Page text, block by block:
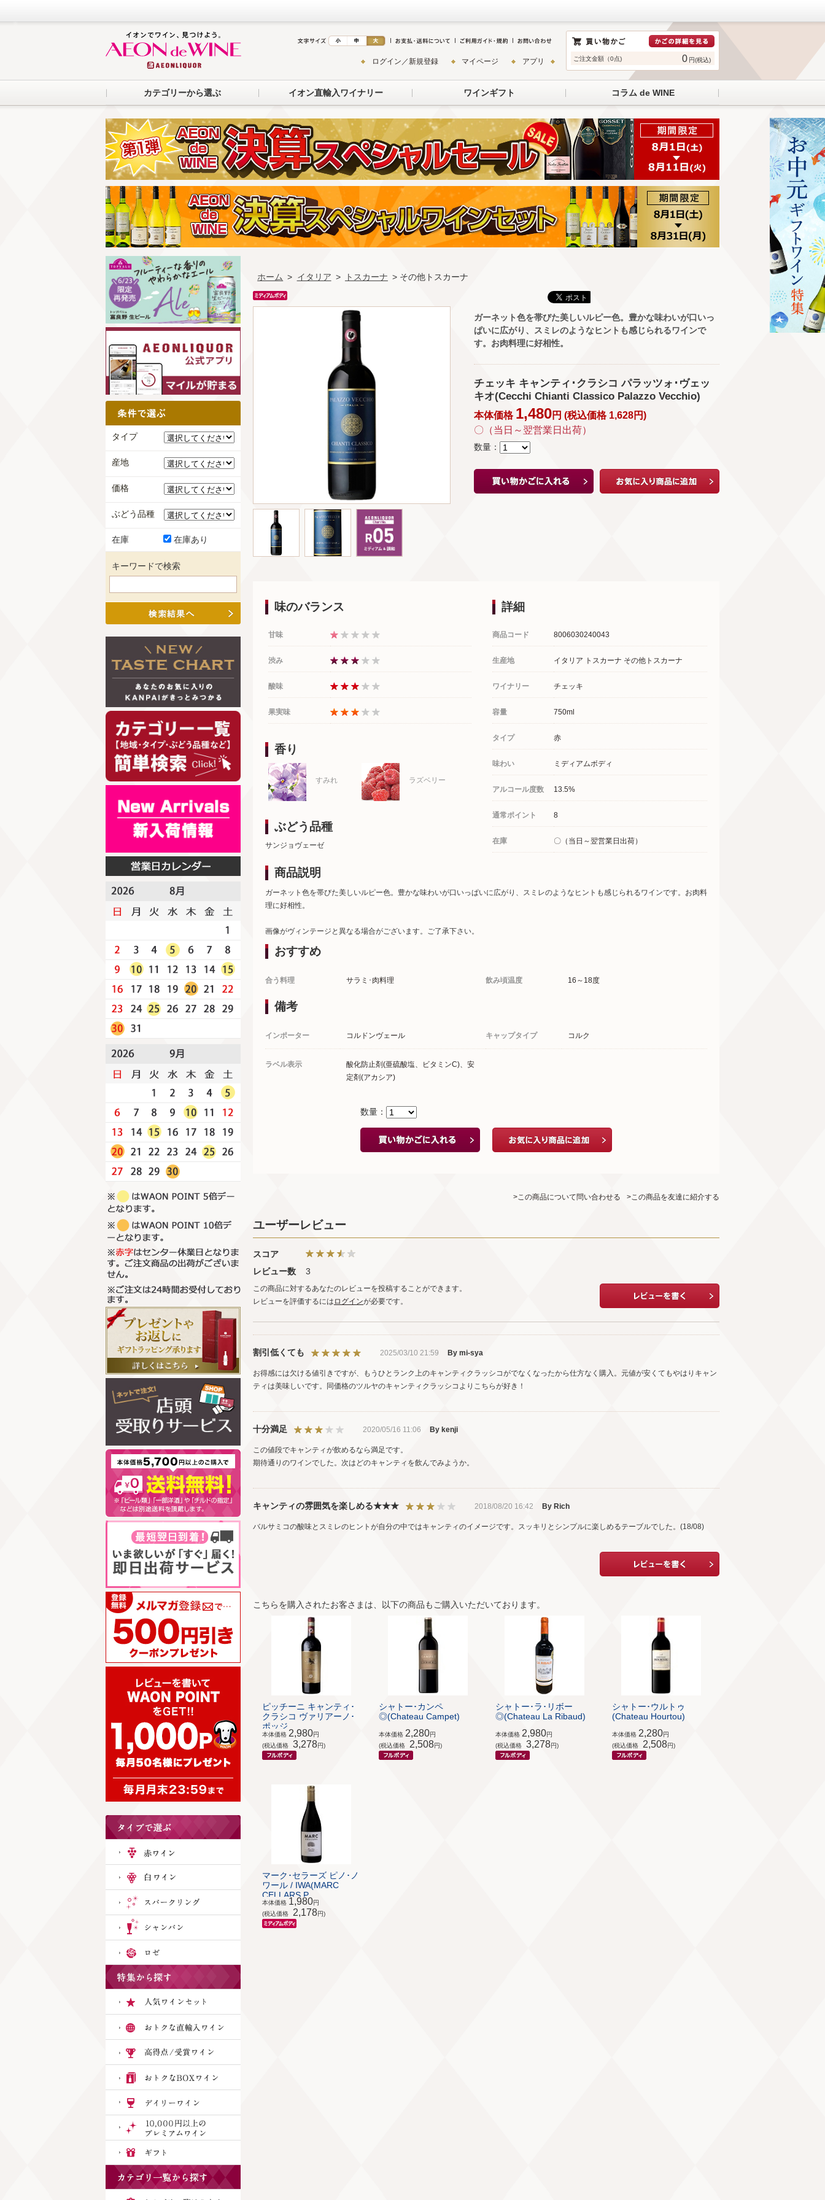
ご注文金額（0点) 0 円(税込)
ログイン／新規登録 マイページ アプリ
カテゴリーから選ぶ イオン直輸入ワイナリー ワインギフト コラム de WINE
ホーム > イタリア > トスカーナ > その他トスカーナ
ガーネット色を帯びた美しいルピー色。豊かな味わいが口いっ
ぱいに広がり、スミレのようなヒントも感じられるワインで
す。お肉料理に好相性。
チェッキ キャンティ･クラシコ パラッツォ･ヴェッ
キオ(Cecchi Chianti Classico Palazzo Vecchio)
本体価格 1,480円 (税込価格 1,628円)
〇（当日～翌営業日出荷）
数量：
詳細
商品コード 8006030240043
生産地 イタリア トスカーナ その他トスカーナ
ワイナリー チェッキ
容量 750ml
タイプ 赤
味わい ミディアムボディ
アルコール度数 13.5%
通常ポイント 8
在庫 〇（当日～翌営業日出荷）
味のバランス
甘味
渋み
酸味
果実味
香り
すみれ ラズベリー
ぶどう品種
サンジョヴェーゼ
商品説明
ガーネット色を帯びた美しいルピー色。豊かな味わいが口いっぱいに広がり、スミレのようなヒントも感じられるワインです。お肉料
理に好相性。
画像がヴィンテージと異なる場合がございます。ご了承下さい。
おすすめ
合う料理 サラミ･肉料理 飲み頃温度 16～18度
備考
インポーター コルドンヴェール キャップタイプ コルク
ラベル表示
酸化防止剤(亜硫酸塩、ビタミンC)、安
定剤(アカシア)
数量：
>この商品について問い合わせる >この商品を友達に紹介する
ユーザーレビュー
スコア
レビュー数
3
この商品に対するあなたのレビューを投稿することができます。
レビューを評価するには ログインが必要です。
割引低くても 2025/03/10 21:59 By mi-sya
お得感には欠ける値引きですが、もうひとランク上のキャンティクラッシコがでなくなったから仕方なく購入。元値が安くてもやはりキャン
ティは美味しいです。同価格のツルヤのキャンティクラッシコよりこちらが好き！
十分満足 2020/05/16 11:06 By kenji
この値段でキャンティが飲めるなら満足です。
期待通りのワインでした。次はどのキャンティを飲んでみようか。
キャンティの雰囲気を楽しめる★★★ 2018/08/20 16:42 By Rich
バルサミコの酸味とスミレのヒントが自分の中ではキャンティのイメージです。スッキリとシンプルに楽しめるテーブルでした。(18/08)
こちらを購入されたお客さまは、以下の商品もご購入いただいております。
ピッチーニ キャンティ･
クラシコ ヴァリアーノ･
ポッジ...
本体価格 2,980円
(税込価格
3,278円)
シャトー･カンペ
◎(Chateau Campet)
本体価格 2,280円
(税込価格
2,508円)
シャトー･ラ･リボー
◎(Chateau La Ribaud)
本体価格 2,980円
(税込価格
3,278円)
シャトー･ウルトゥ
(Chateau Hourtou)
本体価格 2,280円
(税込価格
2,508円)
マーク･セラーズ ピノ･ノ
ワール / IWA(MARC
CELLARS P...
本体価格 1,980円
(税込価格
2,178円)
タイプ
産地
価格
ぶどう品種
在庫 在庫あり
キーワードで検索